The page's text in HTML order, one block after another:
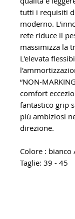
tutti i requisiti
moderno.
rete riduce il
massimizza la
L'elevata
“NON-
comfort
fantastico grip
più ambiziosi
direzione.
Colore : bianco
Taglie: 39 - 45